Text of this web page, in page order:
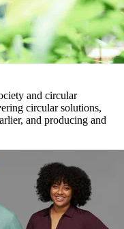
and circular
circular solutions,
and producing and